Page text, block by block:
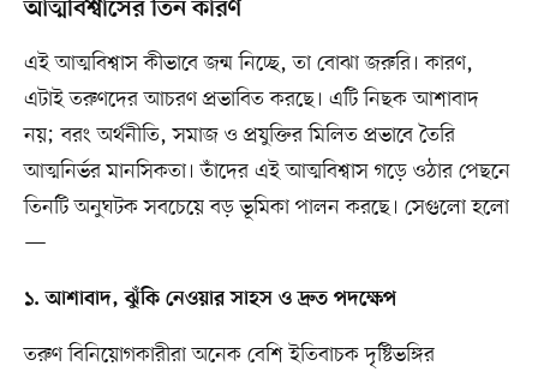
আত্মবিশ্বাসের তিন কারণ
এই আত্মবিশ্বাস কীভাবে জন্ম নিচ্ছে, তা বোঝা জরুরি। কারণ,
এটাই তরুণদের আচরণ প্রভাবিত করছে। এটি নিছক আশাবাদ
নয়; বরং অর্থনীতি, সমাজ ও প্রযুক্তির মিলিত প্রভাবে তৈরি
আত্মনির্ভর মানসিকতা। তাঁদের এই আত্মবিশ্বাস গড়ে ওঠার পেছনে
তিনটি অনুঘটক সবচেয়ে বড় ভূমিকা পালন করছে। সেগুলো হলো
—
১. আশাবাদ, ঝুঁকি নেওয়ার সাহস ও দ্রুত পদক্ষেপ
তরুণ বিনিয়োগকারীরা অনেক বেশি ইতিবাচক দৃষ্টিভঙ্গির